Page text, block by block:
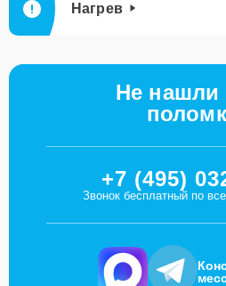
Нагрев
Не нашли
+7 (495)
Звонок бесплатный по